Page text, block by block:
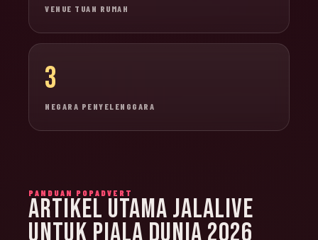
VENUE TUAN RUMAH
3
NEGARA PENYELENGGARA
PANDUAN POPADVERT
ARTIKEL UTAMA JALALIVE
UNTUK PIALA DUNIA 2026